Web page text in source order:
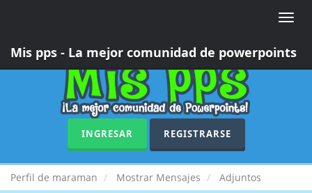
Toggle
Mis pps - La mejor comunidad de powerpoints
INGRESAR REGISTRARSE
Perfil de maraman Mostrar Mensajes Adjuntos